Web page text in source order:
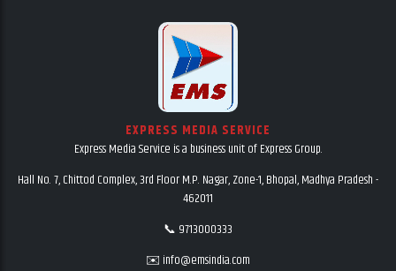
EXPRESS MEDIA SERVICE
Express Media Service is a business unit of Express Group.
Hall No. 7, Chittod Complex, 3rd Floor M.P. Nagar, Zone-1, Bhopal, Madhya Pradesh -
462011
📞 9713000333
✉️ info@emsindia.com